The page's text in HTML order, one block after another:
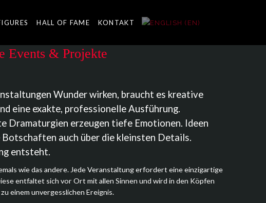
HALL OF FAME KONTAKT
Events & Projekte
Wunder wirken, braucht es kreative
eine exakte, professionelle Ausführung.
Dramaturgien erzeugen tiefe Emotionen. Ideen
Botschaften auch über die kleinsten Details.
entsteht.
wie das andere. Jede Veranstaltung erfordert eine einzigartige
entfaltet sich vor Ort mit allen Sinnen und wird in den Köpfen
einem unvergesslichen Ereignis.